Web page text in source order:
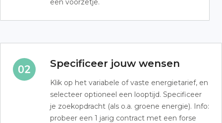
Specificeer jouw wensen
Klik op het variabele of vaste energietarief, en
selecteer optioneel een looptijd. Specificeer
je zoekopdracht (als o.a. groene energie). Info:
probeer een 1 jarig contract met een forse